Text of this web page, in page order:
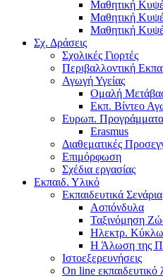
Μαθητική
Μαθητική
Μαθητική
Σχ. Δράσεις
Σχολικές Γιορτές
Περιβαλλοντική
Αγωγή Υγείας
Ομαλή
Εκπ. Βίντεο
Ευρωπ. Προγράμματα
Erasmus
Διαθεματικές
Επιμόρφωση
Σχέδια εργασίας
Εκπαιδ. Υλικό
Εκπαιδευτικά Σενάρια
Ασπόνδυλα
Ταξινόμηση
Ηλεκτρ.
Η Άλωση της
Ιστοεξερευνήσεις
On line εκπαιδευτικό